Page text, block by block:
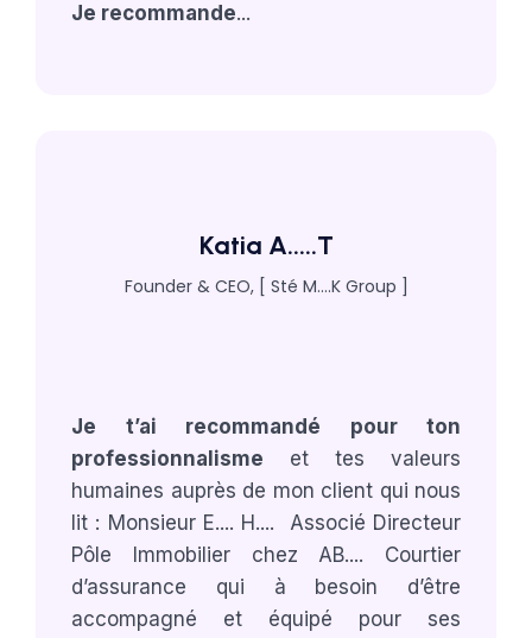
Je recommande...
Katia A.....T
Founder & CEO, [ Sté M....K Group ]
Je t’ai recommandé pour ton
professionnalisme et tes valeurs
humaines auprès de mon client qui nous
lit : Monsieur E.... H.... Associé Directeur
Pôle Immobilier chez AB.... Courtier
d’assurance qui à besoin d’être
accompagné et équipé pour ses